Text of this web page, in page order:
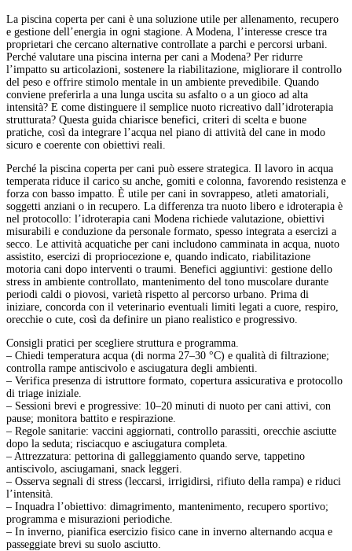
La piscina coperta per cani è una soluzione utile per allenamento, recupero
e gestione dell’energia in ogni stagione. A Modena, l’interesse cresce tra
proprietari che cercano alternative controllate a parchi e percorsi urbani.
Perché valutare una piscina interna per cani a Modena? Per ridurre
l’impatto su articolazioni, sostenere la riabilitazione, migliorare il controllo
del peso e offrire stimolo mentale in un ambiente prevedibile. Quando
conviene preferirla a una lunga uscita su asfalto o a un gioco ad alta
intensità? E come distinguere il semplice nuoto ricreativo dall’idroterapia
strutturata? Questa guida chiarisce benefici, criteri di scelta e buone
pratiche, così da integrare l’acqua nel piano di attività del cane in modo
sicuro e coerente con obiettivi reali.
Perché la piscina coperta per cani può essere strategica. Il lavoro in acqua
temperata riduce il carico su anche, gomiti e colonna, favorendo resistenza e
forza con basso impatto. È utile per cani in sovrappeso, atleti amatoriali,
soggetti anziani o in recupero. La differenza tra nuoto libero e idroterapia è
nel protocollo: l’idroterapia cani Modena richiede valutazione, obiettivi
misurabili e conduzione da personale formato, spesso integrata a esercizi a
secco. Le attività acquatiche per cani includono camminata in acqua, nuoto
assistito, esercizi di propriocezione e, quando indicato, riabilitazione
motoria cani dopo interventi o traumi. Benefici aggiuntivi: gestione dello
stress in ambiente controllato, mantenimento del tono muscolare durante
periodi caldi o piovosi, varietà rispetto al percorso urbano. Prima di
iniziare, concorda con il veterinario eventuali limiti legati a cuore, respiro,
orecchie o cute, così da definire un piano realistico e progressivo.
Consigli pratici per scegliere struttura e programma.
– Chiedi temperatura acqua (di norma 27–30 °C) e qualità di filtrazione;
controlla rampe antiscivolo e asciugatura degli ambienti.
– Verifica presenza di istruttore formato, copertura assicurativa e protocollo
di triage iniziale.
– Sessioni brevi e progressive: 10–20 minuti di nuoto per cani attivi, con
pause; monitora battito e respirazione.
– Regole sanitarie: vaccini aggiornati, controllo parassiti, orecchie asciutte
dopo la seduta; risciacquo e asciugatura completa.
– Attrezzatura: pettorina di galleggiamento quando serve, tappetino
antiscivolo, asciugamani, snack leggeri.
– Osserva segnali di stress (leccarsi, irrigidirsi, rifiuto della rampa) e riduci
l’intensità.
– Inquadra l’obiettivo: dimagrimento, mantenimento, recupero sportivo;
programma e misurazioni periodiche.
– In inverno, pianifica esercizio fisico cane in inverno alternando acqua e
passeggiate brevi su suolo asciutto.